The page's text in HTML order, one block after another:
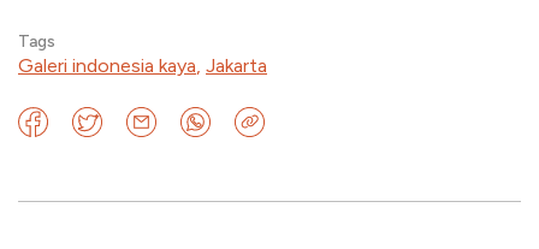
Tags
Galeri indonesia kaya, Jakarta